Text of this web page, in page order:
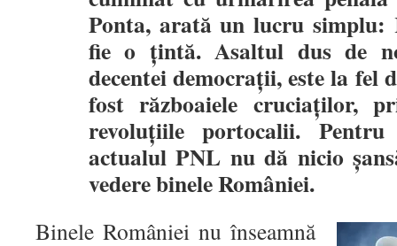
Ponta, arată un lucru simplu:
fie o țintă. Asaltul dus de
decentei democrații, este la fel
fost războaiele cruciaților,
revoluțiile portocalii.
actualul PNL nu dă nicio
vedere binele României.
Binele României nu înseamnă